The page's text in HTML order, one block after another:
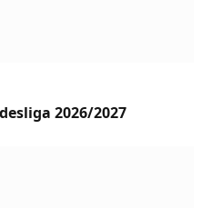
2026/2027